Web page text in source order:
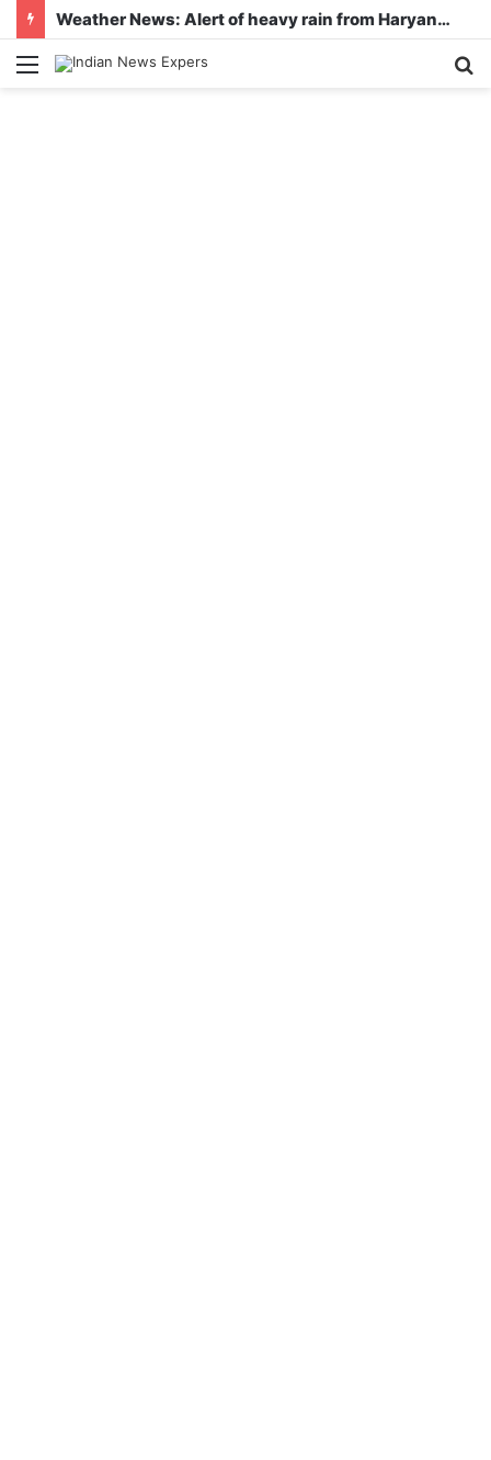
Weather News: Alert of heavy rain from Haryana-Gujarat to Odisha, monsoon is active in many states
Menu